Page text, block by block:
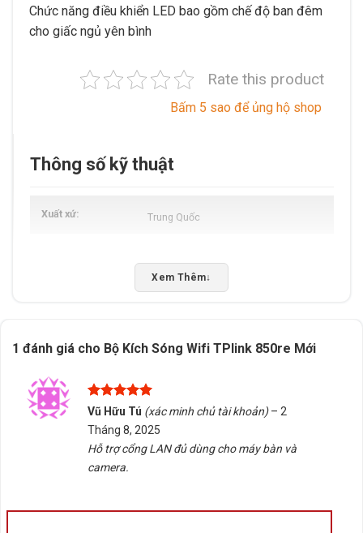
Chức năng điều khiển LED bao gồm chế độ ban đêm
cho giấc ngủ yên bình
Rate this product
Bấm 5 sao để ủng hộ shop
Thông số kỹ thuật
Xuất xứ Trung Quốc
Xem Thêm↓
1 đánh giá cho Bộ Kích Sóng Wifi TPlink 850re Mới
Được xếp
hạng
55
sao
Vũ Hữu Tú (xác minh chủ tài khoản) – 2
Tháng 8, 2025
Hỗ trợ cổng LAN đủ dùng cho máy bàn và
camera.